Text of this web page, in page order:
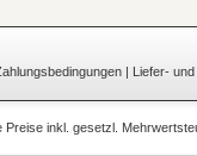
| Liefer-
Preise inkl. gesetzl.